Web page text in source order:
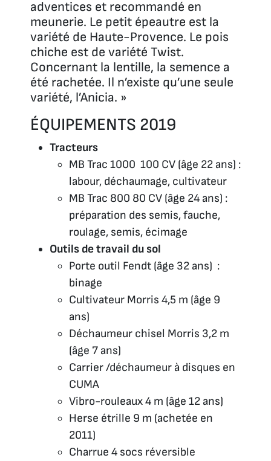
adventices et recommandé en
meunerie. Le petit épeautre est la
variété de Haute-Provence. Le pois
chiche est de variété Twist.
Concernant la lentille, la semence a
été rachetée. Il n’existe qu’une seule
variété, l’Anicia. »
ÉQUIPEMENTS 2019
Tracteurs
MB Trac 1000 100 CV (âge 22 ans) :
labour, déchaumage, cultivateur
MB Trac 800 80 CV (âge 24 ans) :
préparation des semis, fauche,
roulage, semis, écimage
Outils de travail du sol
Porte outil Fendt (âge 32 ans) :
binage
Cultivateur Morris 4,5 m (âge 9
ans)
Déchaumeur chisel Morris 3,2 m
(âge 7 ans)
Carrier /déchaumeur à disques en
CUMA
Vibro-rouleaux 4 m (âge 12 ans)
Herse étrille 9 m (achetée en
2011)
Charrue 4 socs réversible